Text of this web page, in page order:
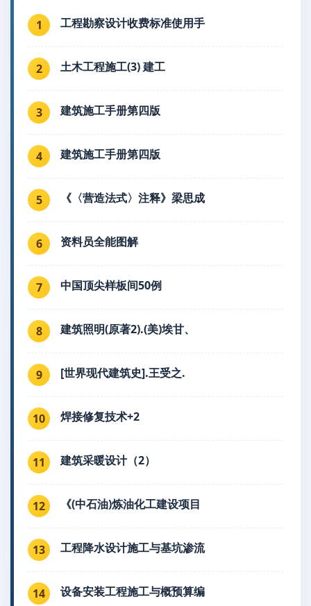
1 工程勘察设计收费标准使用手
2 土木工程施工(3) 建工
3 建筑施工手册第四版
4 建筑施工手册第四版
5 《〈营造法式〉注释》梁思成
6 资料员全能图解
7 中国顶尖样板间50例
8 建筑照明(原著2).(美)埃甘、
9 [世界现代建筑史].王受之.
10 焊接修复技术+2
11 建筑采暖设计（2）
12 《(中石油)炼油化工建设项目
13 工程降水设计施工与基坑渗流
14 设备安装工程施工与概预算编